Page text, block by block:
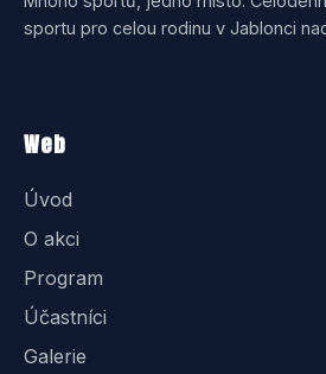
sportu pro celou rodinu v Jablonci
Web
Úvod
O akci
Program
Účastníci
Galerie